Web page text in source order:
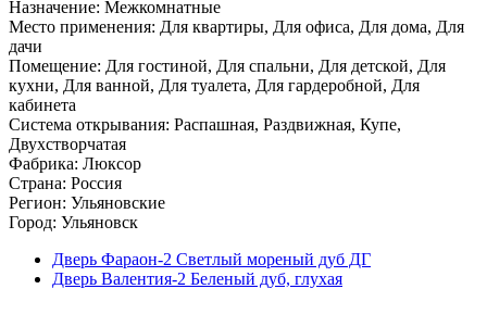
Назначение: Межкомнатные
Место применения: Для квартиры, Для офиса, Для дома, Для
дачи
Помещение: Для гостиной, Для спальни, Для детской, Для
кухни, Для ванной, Для туалета, Для гардеробной, Для
кабинета
Система открывания: Распашная, Раздвижная, Купе,
Двухстворчатая
Фабрика: Люксор
Страна: Россия
Регион: Ульяновские
Город: Ульяновск
Дверь Фараон-2 Светлый мореный дуб ДГ
Дверь Валентия-2 Беленый дуб, глухая